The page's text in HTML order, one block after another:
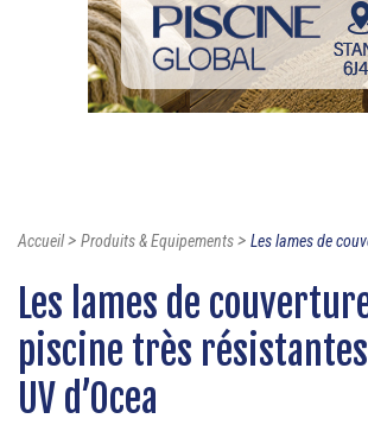
Accueil> Produits & Equipements> Les lames de
Les lames de
piscine très
UV d’Ocea